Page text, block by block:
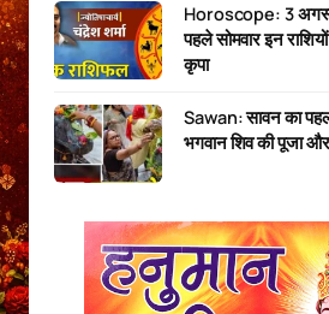
Horoscope: 3
पहले सोमवार इन
कृपा
Sawan: सावन का
भगवान शिव की पूजा